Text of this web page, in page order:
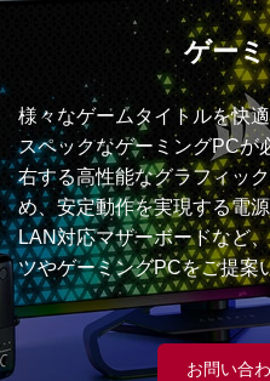
ゲー
様々なゲームタイトルを快
スペックなゲーミングPCが
右する高性能なグラフィッ
め、安定動作を実現する電
LAN対応マザーボードなど
ツやゲーミングPCをご提案
お問い合